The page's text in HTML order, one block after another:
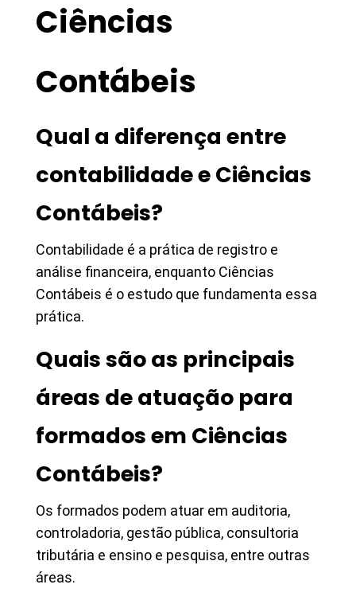
Ciências
Contábeis
Qual a diferença entre
contabilidade e Ciências
Contábeis?
Contabilidade é a prática de registro e
análise financeira, enquanto Ciências
Contábeis é o estudo que fundamenta essa
prática.
Quais são as principais
áreas de atuação para
formados em Ciências
Contábeis?
Os formados podem atuar em auditoria,
controladoria, gestão pública, consultoria
tributária e ensino e pesquisa, entre outras
áreas.